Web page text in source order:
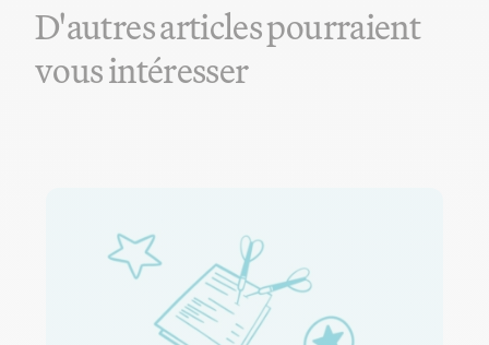
D'autres articles pourraient
vous intéresser